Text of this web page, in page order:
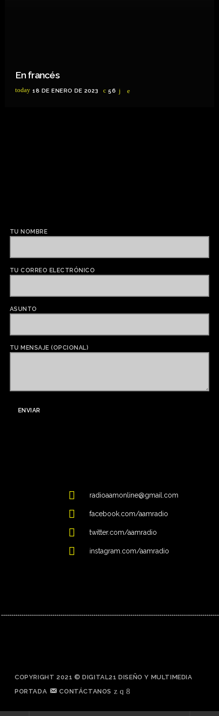
En francés
today 18 DE ENERO DE 2023 56
TU NOMBRE
TU CORREO ELECTRÓNICO
ASUNTO
TU MENSAJE (OPCIONAL)
radioaamonline@gmail.com
facebook.com/aamradio
twitter.com/aamradio
instagram.com/aamradio
COPYRIGHT 2021 © DIGITAL21 DISEÑO Y MULTIMEDIA
PORTADA
CONTÁCTANOS